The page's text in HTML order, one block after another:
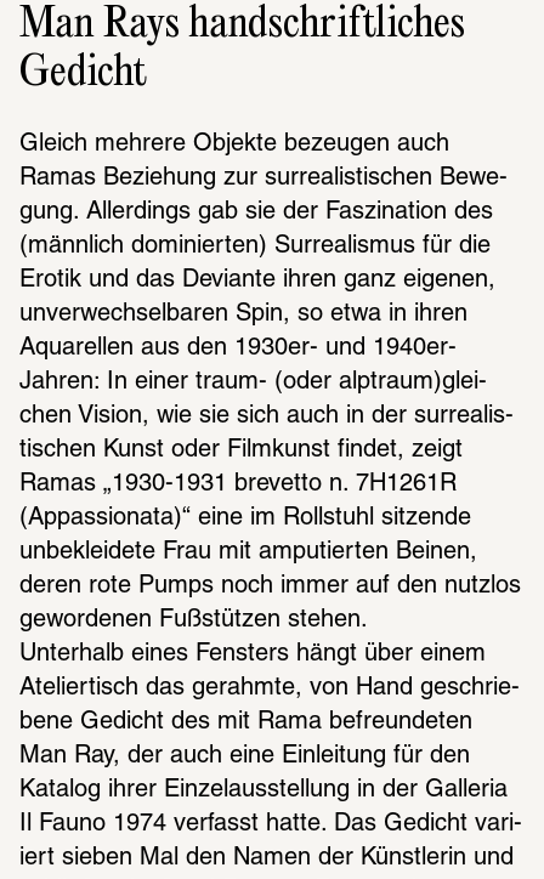
Man Rays handschriftliches
Gedicht
Gleich mehrere Objekte bezeu­gen auch
Ramas Bezie­hung zur surrea­lis­ti­schen Bewe­
gung. Aller­dings gab sie der Faszi­na­tion des
(männ­lich domi­nier­ten) Surrea­lis­mus für die
Erotik und das Devi­ante ihren ganz eige­nen,
unver­wech­sel­ba­ren Spin, so etwa in ihren
Aqua­rel­len aus den 1930er- und 1940er-
Jahren: In einer traum- (oder alptraum)glei­
chen Vision, wie sie sich auch in der surrea­lis­
ti­schen Kunst oder Film­kunst findet, zeigt
Ramas „1930-1931 brevetto n. 7H1261R
(Appas­sio­nata)“ eine im Roll­stuhl sitzende
unbe­klei­dete Frau mit ampu­tier­ten Beinen,
deren rote Pumps noch immer auf den nutz­los
gewor­de­nen Fußstüt­zen stehen.
Unter­halb eines Fens­ters hängt über einem
Atelier­tisch das gerahmte, von Hand geschrie­
bene Gedicht des mit Rama befreun­de­ten
Man Ray, der auch eine Einlei­tung für den
Kata­log ihrer Einzel­aus­stel­lung in der Galle­ria
Il Fauno 1974 verfasst hatte. Das Gedicht vari­
iert sieben Mal den Namen der Künst­le­rin und